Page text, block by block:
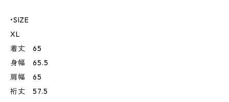
•SIZE
XL
着丈 65
身幅 65.5
肩幅 65
裄丈 57.5